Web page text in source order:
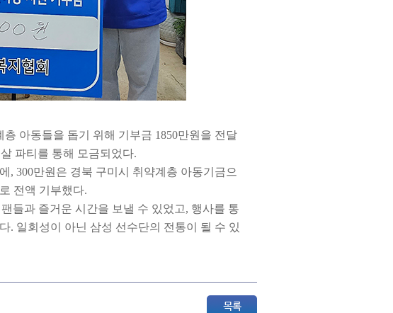
아동들을 돕기 위해 기부금 1850만원을 전달
파티를 통해 모금되었다.
, 300만원은 경북 구미시 취약계층 아동기금으
전액 기부했다.
들과 즐거운 시간을 보낼 수 있었고, 행사를 통
. 일회성이 아닌 삼성 선수단의 전통이 될 수 있